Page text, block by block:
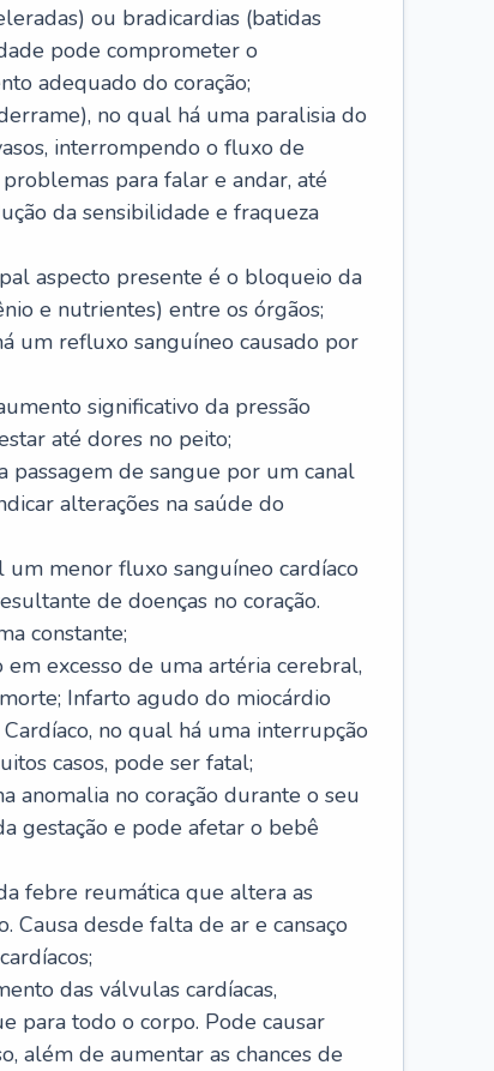
ou bradicardias (batidas
pode comprometer o
adequado do coração;
no qual há uma paralisia do
interrompendo o fluxo de
para falar e andar, até
da sensibilidade e fraqueza
aspecto presente é o bloqueio da
e nutrientes) entre os órgãos;
um refluxo sanguíneo causado por
significativo da pressão
até dores no peito;
de sangue por um canal
alterações na saúde do
um menor fluxo sanguíneo cardíaco
de doenças no coração.
constante;
excesso de uma artéria cerebral,
Infarto agudo do miocárdio
no qual há uma interrupção
casos, pode ser fatal;
anomalia no coração durante o seu
gestação e pode afetar o bebê
febre reumática que altera as
Causa desde falta de ar e cansaço
das válvulas cardíacas,
para todo o corpo. Pode causar
além de aumentar as chances de